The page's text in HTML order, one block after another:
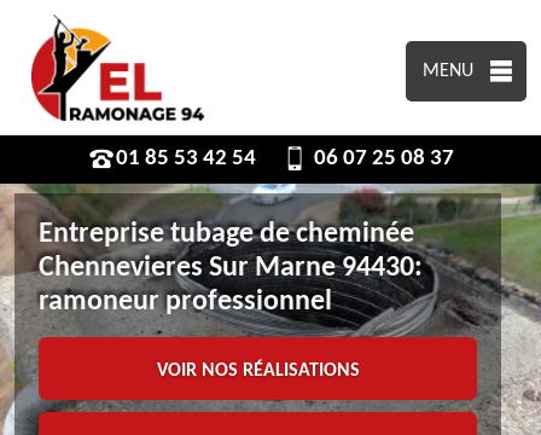
MENU
01 85 53 42 54 06 07 25 08 37
Entreprise tubage de cheminée
Chennevieres Sur Marne 94430:
ramoneur professionnel
VOIR NOS RÉALISATIONS